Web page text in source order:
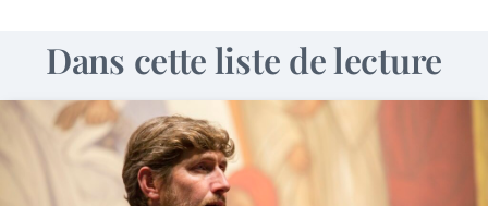
Dans cette liste de lecture